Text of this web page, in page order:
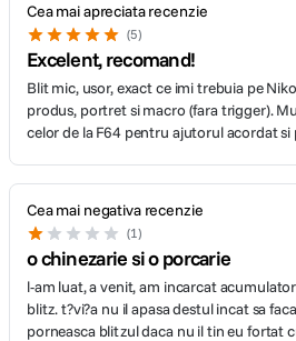
Cea mai apreciata recenzie
5
Excelent, recomand!
Blit mic, usor, exact ce imi trebuia pe
produs, portret si macro (fara trigger).
celor de la F64 pentru ajutorul acordat si
Cea mai negativa recenzie
1
o chinezarie si o porcarie
l-am luat, a venit, am incarcat
blitz. t?vi?a nu il apasa destul incat sa
porneasca blitzul daca nu il tin eu fortat